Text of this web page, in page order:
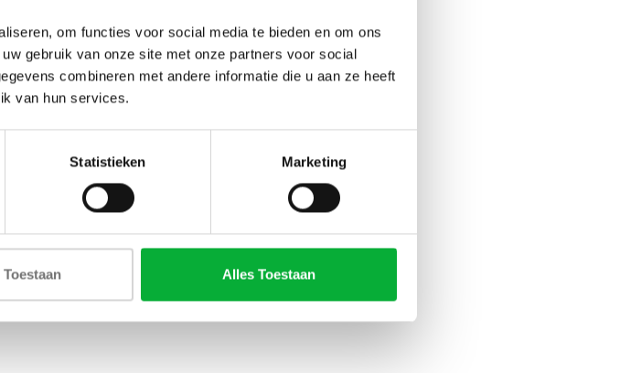
om functies voor social media te bieden en om ons
gebruik van onze site met onze partners voor social
combineren met andere informatie die u aan ze heeft
van hun services.
Statistieken Marketing
Alles Toestaan